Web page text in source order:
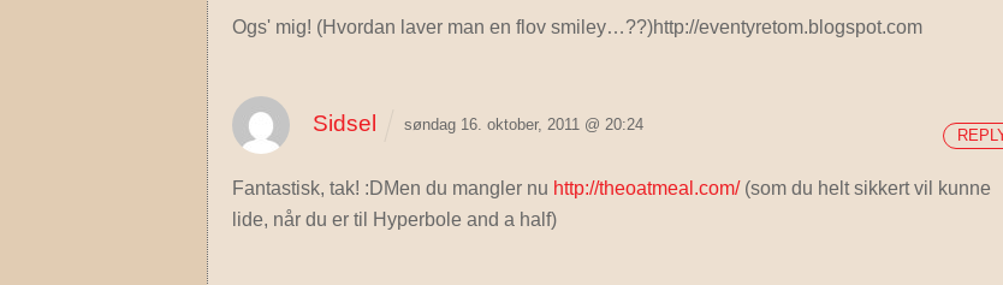
Ogs' mig! (Hvordan laver man en flov smiley…??)http://eventyretom.blogspot.com
Sidsel søndag 16. oktober, 2011 @ 20:24
Fantastisk, tak! :DMen du mangler nu http://theoatmeal.com/(som du helt sikkert vil kunne
lide, når du er til Hyperbole and a half)